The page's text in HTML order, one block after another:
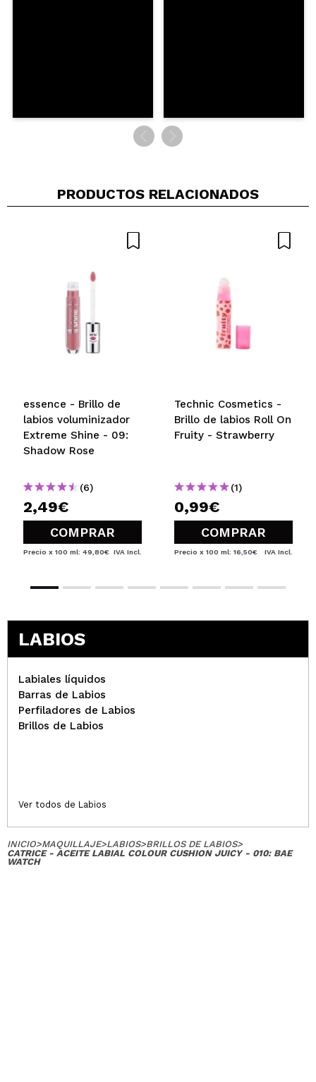
PRODUCTOS RELACIONADOS
essence - Brillo de
labios voluminizador
Extreme Shine - 09:
Shadow Rose
(6)
2,49€
COMPRAR
Precio x 100 ml: 49,80€ IVA Incl.
Technic Cosmetics -
Brillo de labios Roll On
Fruity - Strawberry
(1)
0,99€
COMPRAR
Precio x 100 ml: 16,50€ IVA Incl.
LABIOS
Labiales líquidos
Barras de Labios
Perfiladores de Labios
Brillos de Labios
Ver todos de Labios
INICIO>MAQUILLAJE>LABIOS>BRILLOS DE LABIOS>
CATRICE - ACEITE LABIAL COLOUR CUSHION JUICY - 010: BAE
WATCH